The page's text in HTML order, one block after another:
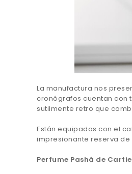
La manufactura nos
cronógrafos cuentan con
sutilmente retro que
Están equipados con el
impresionante reserva de
Perfume Pashá de